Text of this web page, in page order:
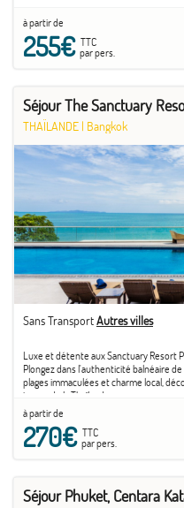
à partir de
255€TTC
par pers.
Séjour The Sanctuary
THAÏLANDE | Bangkok
Sans TransportAutres villes
Luxe et détente aux Sanctuary Resort
Plongez dans l'authenticité balnéaire
plages immaculées et charme local,
joyaux de la Thaïlande.
à partir de
270€TTC
par pers.
Séjour Phuket, Centara